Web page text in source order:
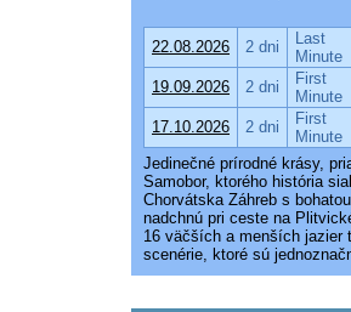
22.08.2026 2 dni
Last
Minute
19.09.2026 2 dni
First
Minute
17.10.2026 2 dni
First
Minute
Jedinečné prírodné krásy,
Samobor, ktorého história
Chorvátska Záhreb s
nadchnú pri ceste na
16 väčších a menších jazier
scenérie, ktoré sú